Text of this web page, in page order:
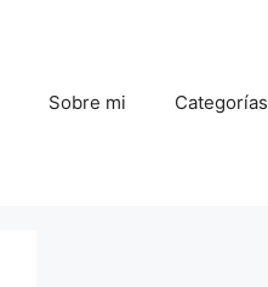
Sobre mi Categorías